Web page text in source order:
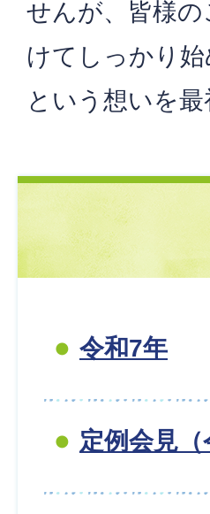
せんが、皆様
けてしっかり
という想いを
令和7年
定例会見